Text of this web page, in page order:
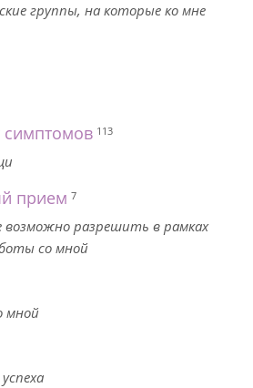
группы, на которые ко мне
симптомов 113
прием 7
разрешить в рамках
со мной
мной